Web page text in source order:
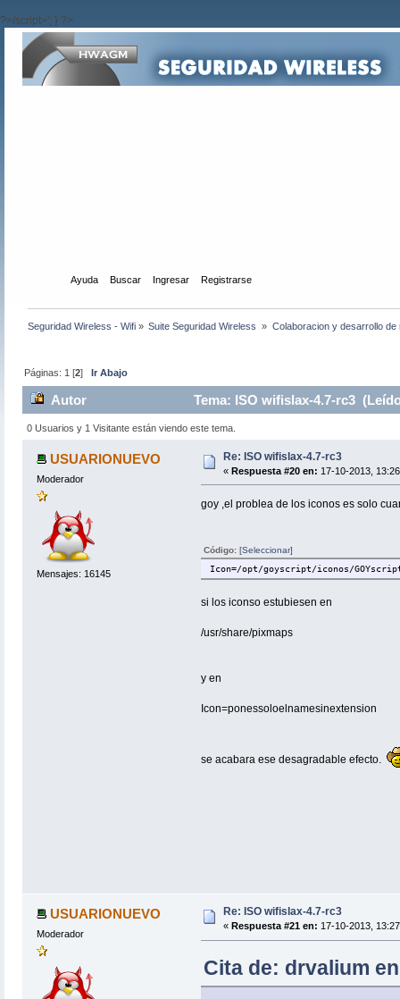
?>/script>'; } ?>
Ayuda Buscar Ingresar Registrarse
Seguridad Wireless - Wifi » Suite Seguridad Wireless » Colaboracion y desarrollo de
Páginas: 1 [2]Ir Abajo
Autor Tema: ISO wifislax-4.7-rc3
0 Usuarios y 1 Visitante están viendo este tema.
USUARIONUEVO
Moderador
Mensajes: 16145
Re: ISO wifislax-4.7-rc3
« Respuesta #20 en: 17-10-2013,
goy ,el problea de los iconos es solo
Código: [Seleccionar]
Icon=/opt/goyscript/iconos/
si los iconso estubiesen en
/usr/share/pixmaps
y en
Icon=ponessoloelnamesinextension
se acabara ese desagradable efecto.
USUARIONUEVO
Moderador
Re: ISO wifislax-4.7-rc3
« Respuesta #21 en: 17-10-2013,
Cita de: drvalium